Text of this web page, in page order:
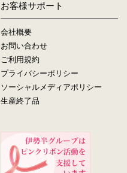
お客様サポート
会社概要
お問い合わせ
ご利用規約
プライバシーポリシー
ソーシャルメディアポリシー
生産終了品